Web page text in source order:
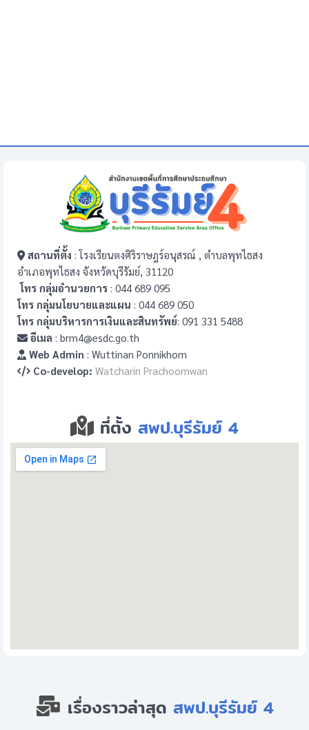
สถานที่ตั้ง : โรงเรียนตงศิริราษฎร์อนุสรณ์ , ตำบลพุทไธสง
อำเภอพุทไธสง จังหวัดบุรีรัมย์, 31120
โทร กลุ่มอำนวยการ : 044 689 095
โทร กลุ่มนโยบายและแผน : 044 689 050
โทร กลุ่มบริหารการเงินและสินทรัพย์: 091 331 5488
อีเมล : brm4@esdc.go.th
Web Admin : Wuttinan Ponnikhom
Co-develop: Watcharin Prachoomwan
ที่ตั้ง สพป.บุรีรัมย์ 4
เรื่องราวล่าสุด สพป.บุรีรัมย์ 4